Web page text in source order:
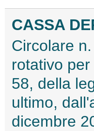
CASSA
Circolare
rotativo
58, della
ultimo,
dicembre